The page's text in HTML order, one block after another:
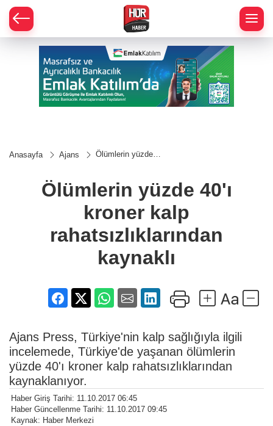
Anasayfa Ajans
Ölümlerin yüzde
kaynaklı
Ölümlerin yüzde 40'ı
kroner kalp
rahatsızlıklarından
kaynaklı
Ajans Press, Türkiye'nin kalp sağlığıyla ilgili
incelemede, Türkiye'de yaşanan ölümlerin
yüzde 40'ı kroner kalp rahatsızlıklarından
kaynaklanıyor.
Haber Giriş Tarihi: 11.10.2017 06:45
Haber Güncellenme Tarihi: 11.10.2017 09:45
Kaynak: Haber Merkezi